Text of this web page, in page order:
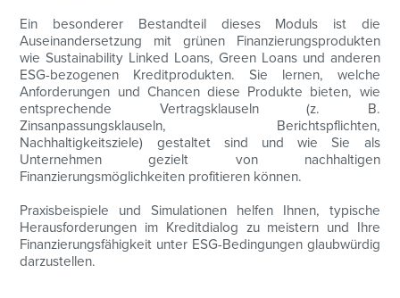
Ein besonderer Bestandteil dieses Moduls ist die
Auseinandersetzung mit grünen Finanzierungsprodukten
wie Sustainability Linked Loans, Green Loans und anderen
ESG-bezogenen Kreditprodukten. Sie lernen, welche
Anforderungen und Chancen diese Produkte bieten, wie
entsprechende Vertragsklauseln (z. B.
Zinsanpassungsklauseln, Berichtspflichten,
Nachhaltigkeitsziele) gestaltet sind und wie Sie als
Unternehmen gezielt von nachhaltigen
Finanzierungsmöglichkeiten profitieren können.
Praxisbeispiele und Simulationen helfen Ihnen, typische
Herausforderungen im Kreditdialog zu meistern und Ihre
Finanzierungsfähigkeit unter ESG-Bedingungen glaubwürdig
darzustellen.